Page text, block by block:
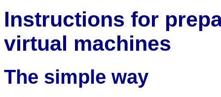
Instructions for
virtual machines
The simple way